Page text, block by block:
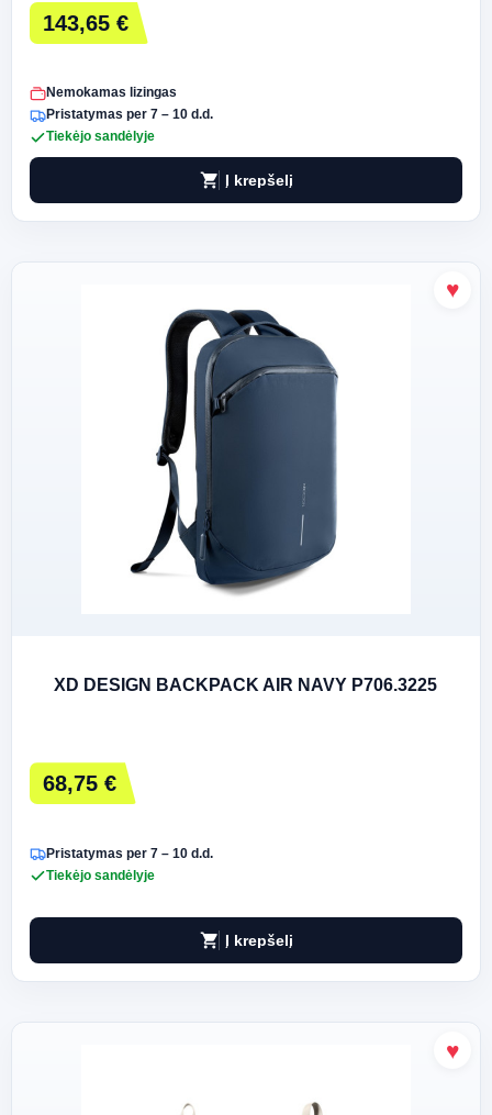
143,65 €
Nemokamas lizingas
Pristatymas per 7 – 10 d.d.
Tiekėjo sandėlyje
shopping_cart Į krepšelį
XD DESIGN BACKPACK AIR NAVY P706.3225
68,75 €
Pristatymas per 7 – 10 d.d.
Tiekėjo sandėlyje
shopping_cart Į krepšelį